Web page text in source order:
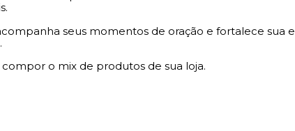
seus momentos de oração e fortalece sua
compor o mix de produtos de sua loja.